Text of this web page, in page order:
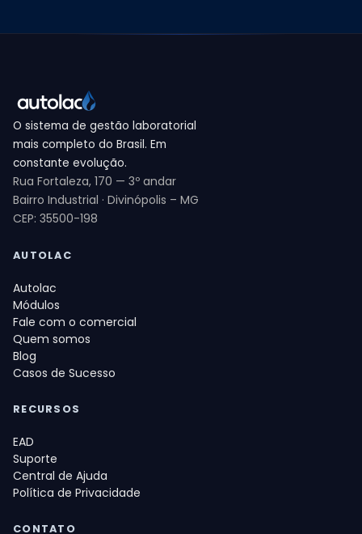
O sistema de gestão laboratorial
mais completo do Brasil. Em
constante evolução.
Rua Fortaleza, 170 — 3º andar
Bairro Industrial · Divinópolis – MG
CEP: 35500-198
AUTOLAC
Autolac
Módulos
Fale com o comercial
Quem somos
Blog
Casos de Sucesso
RECURSOS
EAD
Suporte
Central de Ajuda
Política de Privacidade
CONTATO